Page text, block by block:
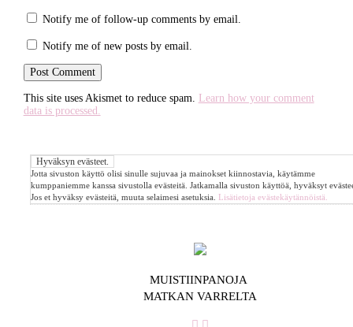
Notify me of follow-up comments by email.
Notify me of new posts by email.
This site uses Akismet to reduce spam. Learn how your comment
data is processed.
Jotta sivuston käyttö olisi sinulle sujuvaa ja mainokset kiinnostavia, käytämme
kumppaniemme kanssa sivustolla evästeitä. Jatkamalla sivuston käyttöä, hyväksyt
Jos et hyväksy evästeitä, muuta selaimesi asetuksia. Lisätietoja evästekäytännöistä.
MUISTIINPANOJA
MATKAN VARRELTA